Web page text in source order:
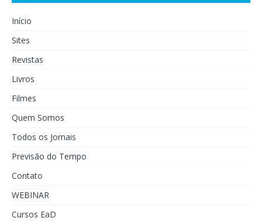
Início
Sites
Revistas
Livros
Filmes
Quem Somos
Todos os Jornais
Previsão do Tempo
Contato
WEBINAR
Cursos EaD